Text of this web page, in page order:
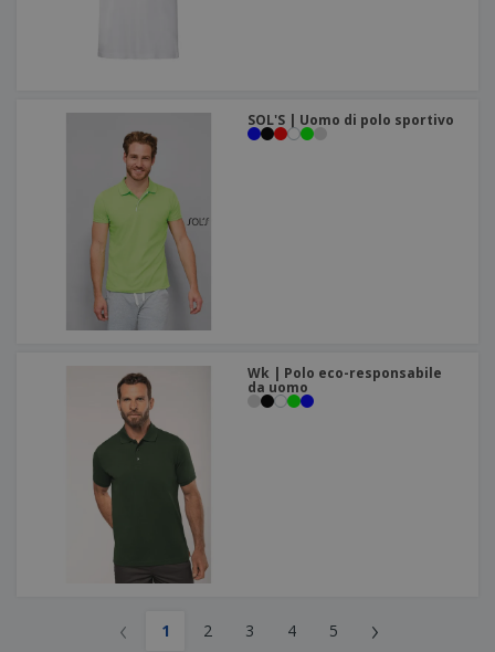
SOL'S | Uomo di polo sportivo
Wk | Polo eco-responsabile
da uomo
‹ 1 2 3 4 5 ›